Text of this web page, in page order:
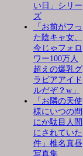
い日」シリー
ズ
「お前がフっ
た陰キャ女、
今じゃフォロ
ワー100万人
超えの爆乳グ
ラビアアイド
ルだぞ？w」
「お隣の天使
様にいつの間
にか駄目人間
にされていた
件」椎名真昼
写真集